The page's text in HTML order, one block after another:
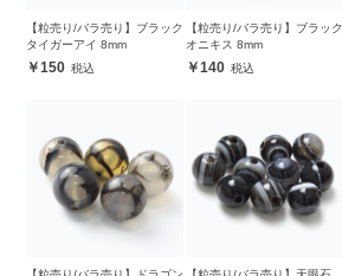
【粒売り/バラ売り】ブラック
タイガーアイ 8mm
150
【粒売り/バラ売り】ブラック
オニキス 8mm
140